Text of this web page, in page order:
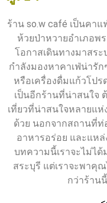
ร้าน so.w café เป็นคา
ห้วยป่าหวายอำเภอ
โอกาสเดินทางมาสระ
กำลังมองหาคาเฟ่น่ารัก
หรือเครื่องดื่มแก้วโปร
เป็นอีกร้านที่น่าสนใจ
เที่ยวที่น่าสนใจหลายแห่
ด้วย นอกจากสถานที่ท่
อาหารอร่อย และแห
บทความนี้เราจะไม่ไ
สระบุรี แต่เราจะพาคุ
กว่าร้าน